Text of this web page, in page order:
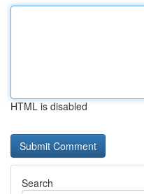
HTML is disabled
Search